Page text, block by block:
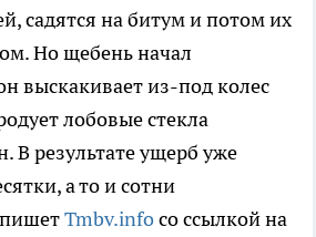
садятся на битум и потом их
Но щебень начал
выскакивает из-под колес
лобовые стекла
В результате ущерб уже
а то и сотни
Tmbv.infoсо ссылкой на